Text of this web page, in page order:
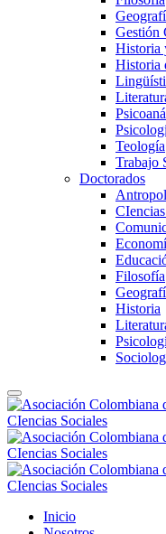
Gestión
Historia
Historia
Teología
Trabajo
Doctorados
Filosofía
Historia
Inicio